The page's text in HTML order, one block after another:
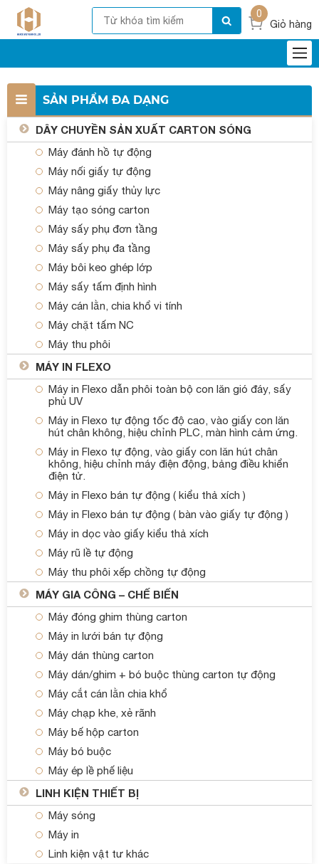
0
Giỏ hàng
SẢN PHẨM ĐA DẠNG
DÂY CHUYỀN SẢN XUẤT CARTON SÓNG
Máy đánh hồ tự động
Máy nối giấy tự động
Máy nâng giấy thủy lực
Máy tạo sóng carton
Máy sấy phụ đơn tầng
Máy sấy phụ đa tầng
Máy bôi keo ghép lớp
Máy sấy tấm định hình
Máy cán lằn, chia khổ vi tính
Máy chặt tấm NC
Máy thu phôi
MÁY IN FLEXO
Máy in Flexo dẫn phôi toàn bộ con lăn gió đáy, sấy
phủ UV
Máy in Flexo tự động tốc độ cao, vào giấy con lăn
hút chân không, hiệu chỉnh PLC, màn hình cảm ứng.
Máy in Flexo tự động, vào giấy con lăn hút chân
không, hiệu chỉnh máy điện động, bảng điều khiển
điện tử.
Máy in Flexo bán tự động ( kiểu thả xích )
Máy in Flexo bán tự động ( bàn vào giấy tự động )
Máy in dọc vào giấy kiểu thả xích
Máy rũ lề tự động
Máy thu phôi xếp chồng tự động
MÁY GIA CÔNG – CHẾ BIẾN
Máy đóng ghim thùng carton
Máy in lưới bán tự động
Máy dán thùng carton
Máy dán/ghim + bó buộc thùng carton tự động
Máy cắt cán lằn chia khổ
Máy chạp khe, xẻ rãnh
Máy bế hộp carton
Máy bó buộc
Máy ép lề phế liệu
LINH KIỆN THIẾT BỊ
Máy sóng
Máy in
Linh kiện vật tư khác